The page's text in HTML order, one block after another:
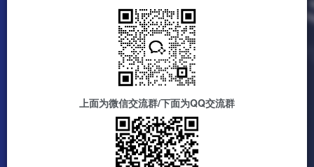
上面为微信交流群/下面为QQ交流群